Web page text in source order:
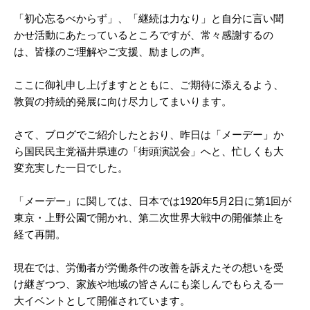
「初心忘るべからず」、「継続は力なり」と自分に言い聞
かせ活動にあたっているところですが、常々感謝するの
は、皆様のご理解やご支援、励ましの声。
ここに御礼申し上げますとともに、ご期待に添えるよう、
敦賀の持続的発展に向け尽力してまいります。
さて、ブログでご紹介したとおり、昨日は「メーデー」か
ら国民民主党福井県連の「街頭演説会」へと、忙しくも大
変充実した一日でした。
「メーデー」に関しては、日本では1920年5月2日に第1回が
東京・上野公園で開かれ、第二次世界大戦中の開催禁止を
経て再開。
現在では、労働者が労働条件の改善を訴えたその想いを受
け継ぎつつ、家族や地域の皆さんにも楽しんでもらえる一
大イベントとして開催されています。